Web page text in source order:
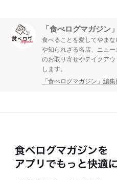
「食べログマガジン
食べることを愛してやま
や知られざる名店、ニュ
のお取り寄せやテイクア
します。
「食べログマガジン」編